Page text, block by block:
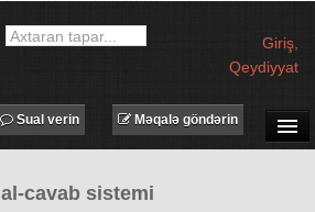
Giriş
Qeydiyyat
TECHNET TV
Məqalə göndərin
Sual verin
cavab sistemi